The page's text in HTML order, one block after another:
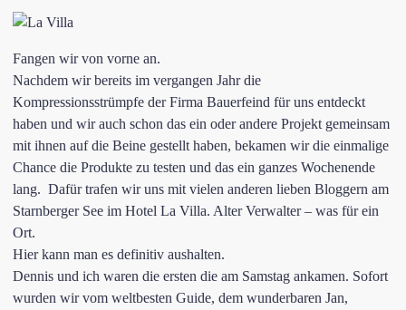
Fangen wir von vorne an.
Nachdem wir bereits im vergangen Jahr die
Kompressionsstrümpfe der Firma Bauerfeind für uns entdeckt
haben und wir auch schon das ein oder andere Projekt gemeinsam
mit ihnen auf die Beine gestellt haben, bekamen wir die einmalige
Chance die Produkte zu testen und das ein ganzes Wochenende
lang. Dafür trafen wir uns mit vielen anderen lieben Bloggern am
Starnberger See im Hotel La Villa. Alter Verwalter – was für ein
Ort.
Hier kann man es definitiv aushalten.
Dennis und ich waren die ersten die am Samstag ankamen. Sofort
wurden wir vom weltbesten Guide, dem wunderbaren Jan,